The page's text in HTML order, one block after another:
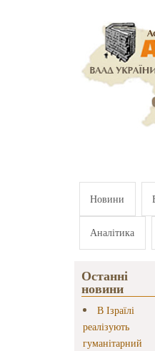
Новини
Аналітика
Останні
новини
В Ізраїлі
реалізують
гуманітарний